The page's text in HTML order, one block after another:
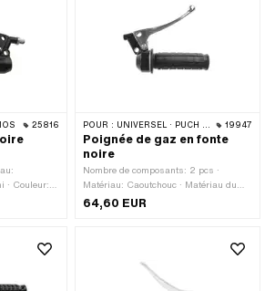
25816
· Couleur:
Nombre de
POUR : UNIVERSEL · PUCH · SACHS · PONY / CILO (BÊTA 521 & 512) · ZÜNDAPP BELMONDO · CILO 19947
Poignée de gaz en fonte
noire
Nombre de composants: 2 pcs ·
Matériau: Caoutchouc · Matériau du
boîtier: Aluminium · Surface: revêtu par
poudre · Couleur: argent · Couleur: noir
Longueur totale: 150 mm · Interrupteur
de feu stop: Oui · Ø intérieur: 22 mm
64,60 EUR